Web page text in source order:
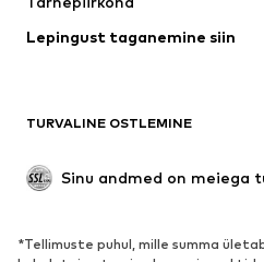
Ujumisriided
Sündmused
JALANÕUD
Uus
Saapad
Lepingust taganemine siin
TURVALINE OSTLEMINE
Sinu andmed on meiega
*Tellimuste puhul, mille summa